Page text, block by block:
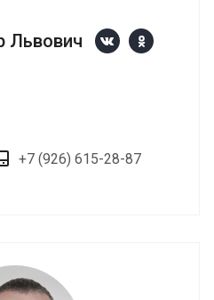
Львович
+7 (926) 615-28-87